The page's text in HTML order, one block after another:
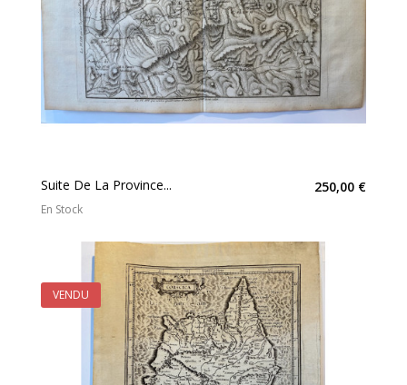
Suite De La Province... 250,00 €
En Stock
VENDU